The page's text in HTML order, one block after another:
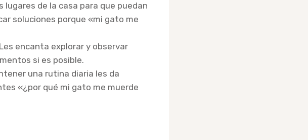
lugares de la casa para que puedan
soluciones porque «mi gato me
Les encanta explorar y observar
si es posible.
una rutina diaria les da
«¿por qué mi gato me muerde